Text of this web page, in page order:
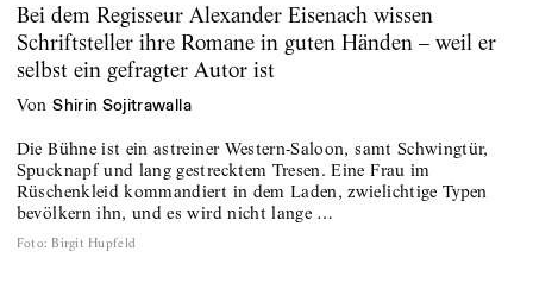
Bei dem Regisseur Alexander Eisenach wissen
Schriftsteller ihre Romane in guten Händen – weil er
selbst ein gefragter Autor ist
von Shirin Sojitrawalla
Die Bühne ist ein astreiner Western-Saloon, samt Schwingtür,
Spucknapf und lang gestrecktem Tresen. Eine Frau im
Rüschenkleid kommandiert in dem Laden, zwielichtige Typen
bevölkern ihn, und es wird nicht lange …
Foto: Birgit Hupfeld